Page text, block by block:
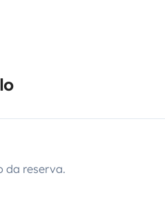
da reserva.